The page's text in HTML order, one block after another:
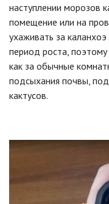
наступлении морозов
помещение или на
ухаживать за
период роста,
как за обычные
подсыхания почвы,
кактусов.